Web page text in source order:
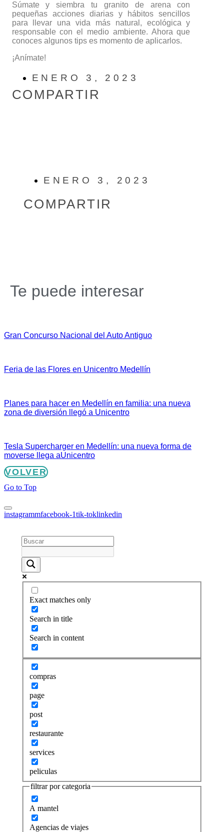
Súmate y siembra tu granito de arena con
pequeñas acciones diarias y hábitos sencillos
para llevar una vida más natural, ecológica y
responsable con el medio ambiente. Ahora que
conoces algunos tips es momento de aplicarlos.
¡Anímate!
ENERO 3, 2023
COMPARTIR
ENERO 3, 2023
COMPARTIR
Te puede interesar
Gran Concurso Nacional del Auto Antiguo
Feria de las Flores en Unicentro Medellín
Planes para hacer en Medellín en familia: una nueva
zona de diversión llegó a Unicentro
Tesla Supercharger en Medellín: una nueva forma de
moverse llega aUnicentro
VOLVER
Go to Top
instagrammfacebook-1tik-toklinkedin
Exact matches only
Search in title
Search in content
compras
page
post
restaurante
services
peliculas
filtrar por categoria
A mantel
Agencias de viajes